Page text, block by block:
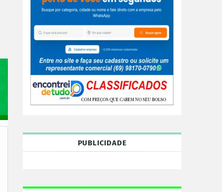
PUBLICIDADE